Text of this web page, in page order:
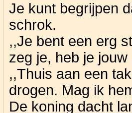
Je kunt begrijpen
schrok.
,,Je bent een erg
zeg je, heb je
,,Thuis aan een
drogen. Mag ik
De koning dacht